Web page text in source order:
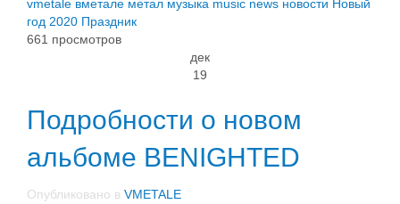
vmetale вметале метал музыка music news новости Новый
год 2020 Праздник
661 просмотров
дек
19
Подробности о новом
альбоме BENIGHTED
Опубликовано в VMETALE